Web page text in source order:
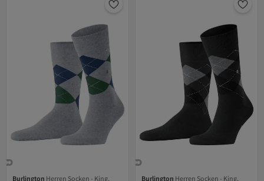
Burlington Herren Socken - King, Burlington Herren Socken - King,